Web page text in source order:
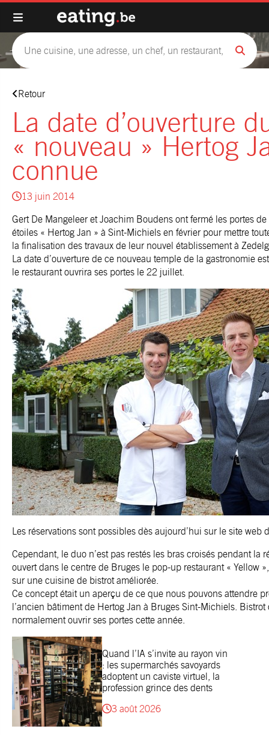
Retour
La date d’ouverture
« nouveau » Hertog
connue
13 juin 2014
Gert De Mangeleer et Joachim Boudens ont fermé les portes
étoiles « Hertog Jan » à Sint-Michiels en février pour mettre
la finalisation des travaux de leur nouvel établissement à
La date d’ouverture de ce nouveau temple de la gastronomie
le restaurant ouvrira ses portes le 22 juillet.
Les réservations sont possibles dès aujourd’hui sur le site web
Cependant, le duo n’est pas restés les bras croisés pendant la
ouvert dans le centre de Bruges le pop-up restaurant « Yellow
sur une cuisine de bistrot améliorée.
Ce concept était un aperçu de ce que nous pouvons attendre
l’ancien bâtiment de Hertog Jan à Bruges Sint-Michiels. Bistrot
normalement ouvrir ses portes cette année.
Quand l’IA s’invite au rayon vin
: les supermarchés savoyards
adoptent un caviste virtuel, la
profession grince des dents
3 août 2026